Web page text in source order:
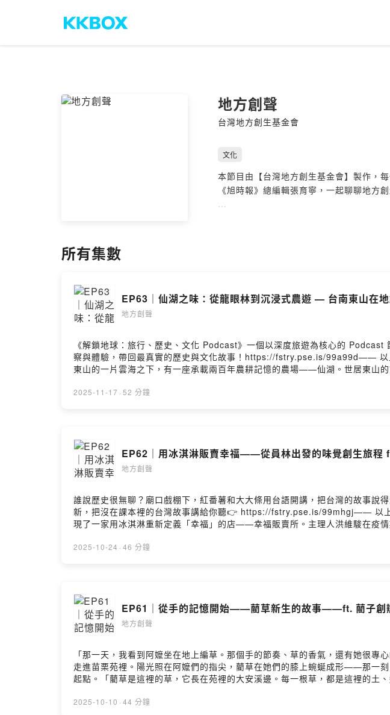
地方創聲
台灣地方創生基金會
文化
本節目由【台灣地方創生基金會】製作，
《旭時報》總編輯張育寧，一起聊聊地方
所有集數
EP63｜仙湖之味：從龍眼林到沉浸式農遊 — 台南東山在
地方創聲
《解鎖地球：旅行、歷史、文化 Podcast》一個以深度旅遊為核心的
察與體驗，帶回最真實的歷史與文化故事！https://fstry.pse.is/99a99d——
東山的一片雲海之下，有一座承載兩百年農耕記憶的農場——仙湖。世居東山
讓農場成為文化品牌。⸻本集你會聽見：・晨霧如湖的雲海：東山地理與仙
發芽的故事。來賓介紹吳侃薔｜仙湖農場主理人主持人｜陳美伶（台灣地方創
https://senwho.com.tw/Facebook ▶️ https://www.facebook.com/
https://www.facebook.com/twrrf留言告訴我你對這一集的想法： https://
Hosting
2025-11-17 · 52 分鐘
地方創聲
誰說歷史很無聊？廟口戲棚下，紅番薯和大大條用台語開講，把台灣的故事
新，把沒在課本裡的台灣故事講給你聽👉 https://fstry.pse.is/99mhgj—— 以
現了一家用冰淇淋重新定義「幸福」的店——幸福販賣所。主理人洪維駿在疫
行銷；從「幸福販賣所」到「幸福製造公司」，他一步步讓甜點成為地方創生
這一集，是一場從味覺出發的創生旅程，也是一段讓幸福在土地上發芽的故事
別來賓｜張育寧（旭時報 創辦人）🔹 幸福販賣所官網 ▶️ https://
https://www.facebook.com/thehappinessshop2020/🔹 台灣地方創生基
言告訴我你對這一集的想法： https://open.firstory.me/user/
2025-10-24 · 46 分鐘
EP61｜從手的記憶開始——藺草新生的故事——ft. 藺子創
地方創聲
「那一天，我看到阿嬤坐在地上編草。那個手的節奏、草的香氣，還有她很
走進苗栗苑裡。陽光照在阿嬤們的指尖，藺草在她們的膝上蜿蜒成形——那一
起點。「藺草是這裡的草，它長在苑裡的大安溪邊。每一根草，都是這裡的土
次因為自己的作品登上展場而笑著落淚。她說：「藺草有一種淡淡的香氣，很
2025-10-10 · 44 分鐘